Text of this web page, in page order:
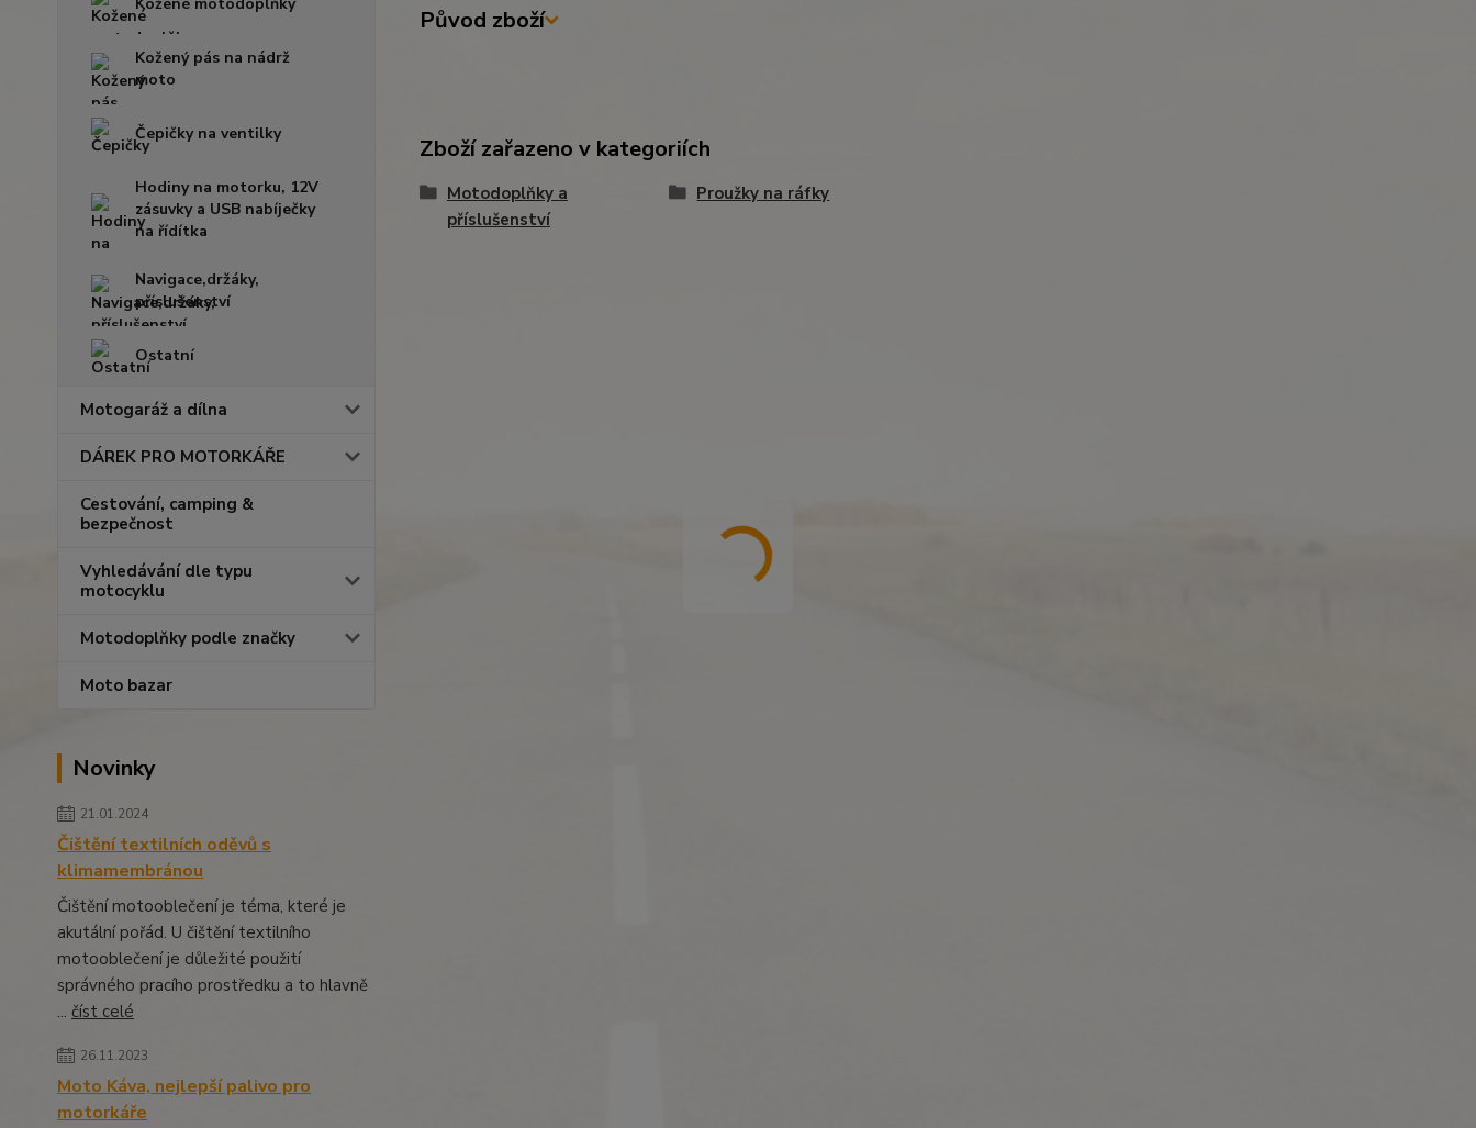
Kožený pás na nádrž
moto
Čepičky na ventilky
Hodiny na motorku, 12V
zásuvky a USB nabíječky
na řídítka
Navigace,držáky,
příslušenství
Ostatní
Motogaráž a dílna
DÁREK PRO MOTORKÁŘE
Cestování, camping &
bezpečnost
Vyhledávání dle typu
motocyklu
Motodoplňky podle značky
Moto bazar
Novinky
21.01.2024
Čištění textilních oděvů s
klimamembránou
Čištění motooblečení je téma, které je
akutální pořád. U čištění textilního
motooblečení je důležité použití
správného pracího prostředku a to hlavně
... číst celé
26.11.2023
Moto Káva, nejlepší palivo pro
motorkáře
Původ zboží
Zboží zařazeno v kategoriích
Motodoplňky a
příslušenství
Proužky na ráfky